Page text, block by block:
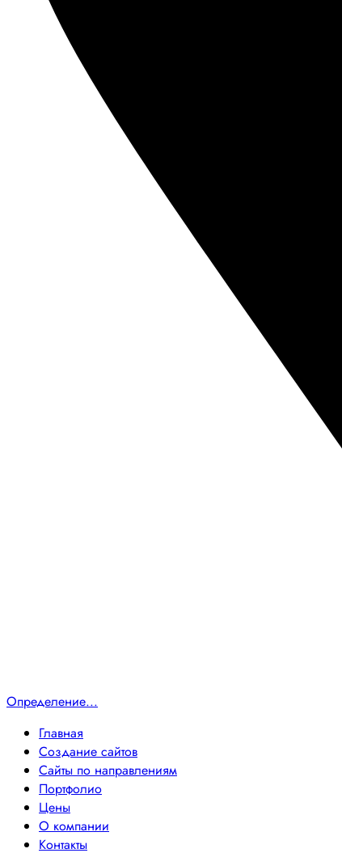
Определение...
Главная
Создание сайтов
Сайты по направлениям
Портфолио
Цены
О компании
Контакты